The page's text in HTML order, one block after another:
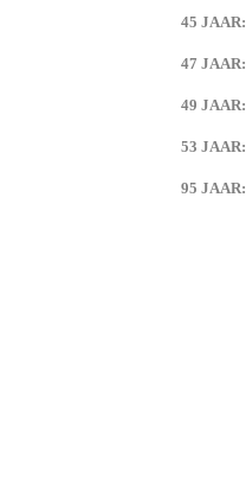
45 JAAR:
47 JAAR:
49 JAAR:
53 JAAR:
95 JAAR: